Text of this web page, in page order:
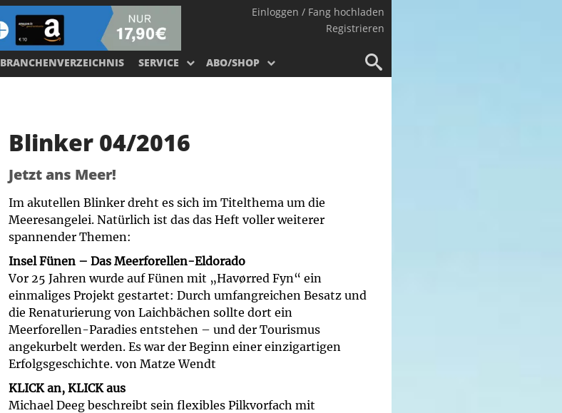
Einloggen / Fang hochladen
Registrieren
BRANCHENVERZEICHNIS SERVICE ABO/SHOP
Blinker 04/2016
Jetzt ans Meer!
Im akutellen Blinker dreht es sich im Titelthema um die
Meeresangelei. Natürlich ist das das Heft voller weiterer
spannender Themen:
Insel Fünen – Das Meerforellen-Eldorado
Vor 25 Jahren wurde auf Fünen mit „Havørred Fyn“ ein
einmaliges Projekt gestartet: Durch umfangreichen Besatz und
die Renaturierung von Laichbächen sollte dort ein
Meerforellen-Paradies entstehen – und der Tourismus
angekurbelt werden. Es war der Beginn einer einzigartigen
Erfolgsgeschichte. von Matze Wendt
KLICK an, KLICK aus
Michael Deeg beschreibt sein flexibles Pilkvorfach mit